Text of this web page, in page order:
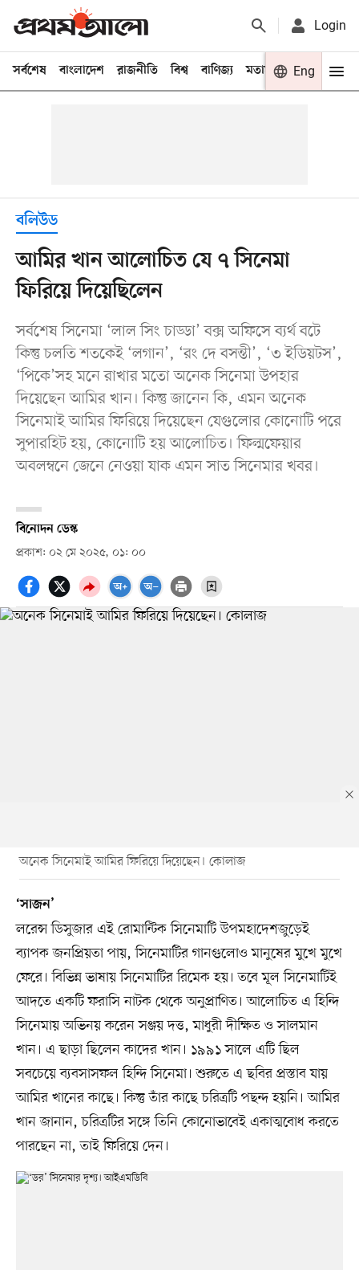
Login
সর্বশেষ বাংলাদেশ রাজনীতি বিশ্ব বাণিজ্য মতামত খেলা
Eng
বলিউড
আমির খান আলোচিত যে ৭ সিনেমা
ফিরিয়ে দিয়েছিলেন
সর্বশেষ সিনেমা ‘লাল সিং চাড্ডা’ বক্স অফিসে ব্যর্থ বটে
কিন্তু চলতি শতকেই ‘লগান’, ‘রং দে বসন্তী’, ‘৩ ইডিয়টস’,
‘পিকে’সহ মনে রাখার মতো অনেক সিনেমা উপহার
দিয়েছেন আমির খান। কিন্তু জানেন কি, এমন অনেক
সিনেমাই আমির ফিরিয়ে দিয়েছেন যেগুলোর কোনোটি পরে
সুপারহিট হয়, কোনোটি হয় আলোচিত। ফিল্মফেয়ার
অবলম্বনে জেনে নেওয়া যাক এমন সাত সিনেমার খবর।
বিনোদন ডেস্ক
প্রকাশ: ০২ মে ২০২৫, ০১: ০০
অনেক সিনেমাই আমির ফিরিয়ে দিয়েছেন। কোলাজ
‘সাজন’
লরেন্স ডিসুজার এই রোমান্টিক সিনেমাটি উপমহাদেশজুড়েই
ব্যাপক জনপ্রিয়তা পায়, সিনেমাটির গানগুলোও মানুষের মুখে মুখে
ফেরে। বিভিন্ন ভাষায় সিনেমাটির রিমেক হয়। তবে মূল সিনেমাটিই
আদতে একটি ফরাসি নাটক থেকে অনুপ্রাণিত। আলোচিত এ হিন্দি
সিনেমায় অভিনয় করেন সঞ্জয় দত্ত, মাধুরী দীক্ষিত ও সালমান
খান। এ ছাড়া ছিলেন কাদের খান। ১৯৯১ সালে এটি ছিল
সবচেয়ে ব্যবসাসফল হিন্দি সিনেমা। শুরুতে এ ছবির প্রস্তাব যায়
আমির খানের কাছে। কিন্তু তাঁর কাছে চরিত্রটি পছন্দ হয়নি। আমির
খান জানান, চরিত্রটির সঙ্গে তিনি কোনোভাবেই একাত্মবোধ করতে
পারছেন না, তাই ফিরিয়ে দেন।